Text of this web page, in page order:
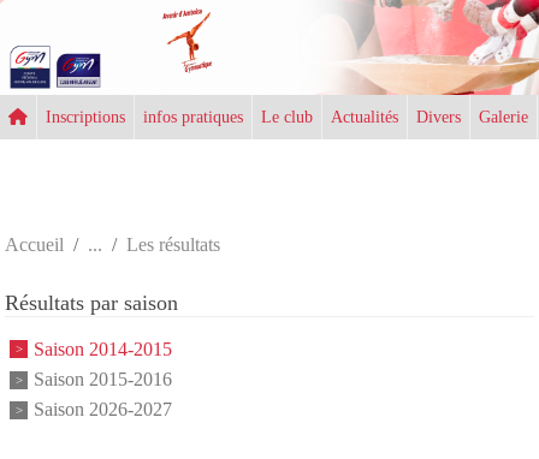
Inscriptions infos pratiques Le club Actualités Divers Galerie
Accueil Les résultats
Résultats par saison
Saison 2014-2015
Saison 2015-2016
Saison 2026-2027
Panneau de gestion des cookies